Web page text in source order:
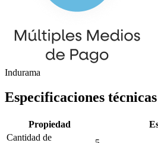
Indurama
Especificaciones técnicas
Propiedad
Cantidad de